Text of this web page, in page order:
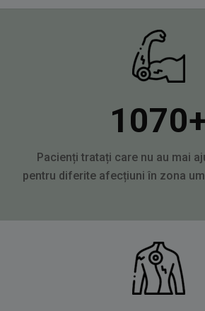
1070
Pacienți tratați care nu au mai
pentru diferite afecțiuni în zona